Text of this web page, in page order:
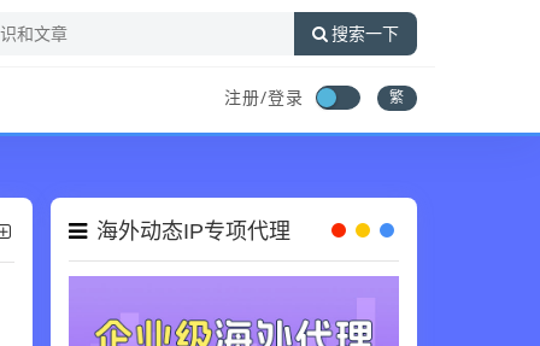
搜索一下
注册/登录 繁
海外动态IP专项代理